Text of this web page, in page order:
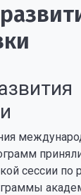
сессии по